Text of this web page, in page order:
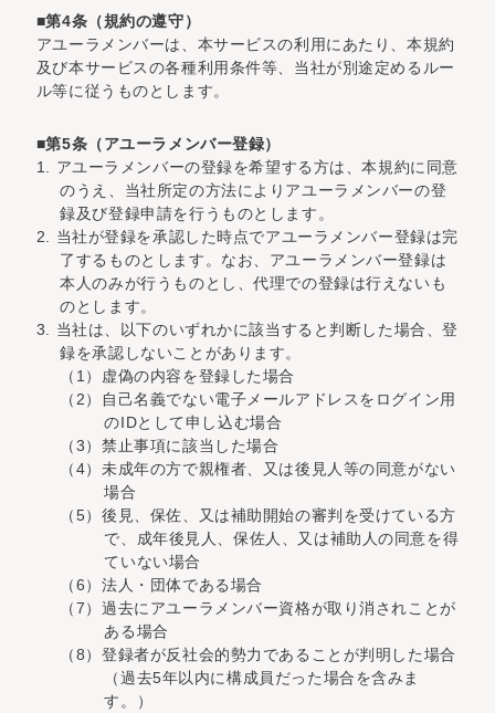
■第4条（規約の遵守）
アユーラメンバーは、本サービスの利用にあたり、本規約
及び本サービスの各種利用条件等、当社が別途定めるルー
ル等に従うものとします。
■第5条（アユーラメンバー登録）
1. アユーラメンバーの登録を希望する方は、本規約に同意
のうえ、当社所定の方法によりアユーラメンバーの登
録及び登録申請を行うものとします。
2. 当社が登録を承認した時点でアユーラメンバー登録は完
了するものとします。なお、アユーラメンバー登録は
本人のみが行うものとし、代理での登録は行えないも
のとします。
3. 当社は、以下のいずれかに該当すると判断した場合、登
録を承認しないことがあります。
（1）虚偽の内容を登録した場合
（2）自己名義でない電子メールアドレスをログイン用
のIDとして申し込む場合
（3）禁止事項に該当した場合
（4）未成年の方で親権者、又は後見人等の同意がない
場合
（5）後見、保佐、又は補助開始の審判を受けている方
で、成年後見人、保佐人、又は補助人の同意を得
ていない場合
（6）法人・団体である場合
（7）過去にアユーラメンバー資格が取り消されことが
ある場合
（8）登録者が反社会的勢力であることが判明した場合
（過去5年以内に構成員だった場合を含みま
す。）